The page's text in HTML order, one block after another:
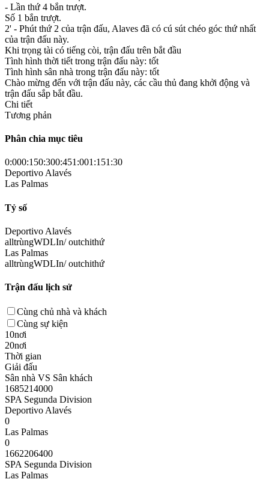
- Lần thứ 4 bắn trượt.
Số 1 bắn trượt.
2' - Phút thứ 2 của trận đấu, Alaves đã có cú sút chéo góc thứ nhất
của trận đấu này.
Khi trọng tài có tiếng còi, trận đấu trên bắt đầu
Tình hình thời tiết trong trận đấu này: tốt
Tình hình sân nhà trong trận đấu này: tốt
Chào mừng đến với trận đấu này, các cầu thủ đang khởi động và
trận đấu sắp bắt đầu.
Chi tiết
Tương phản
Phân chia mục tiêu
0:000:150:300:451:001:151:30
Deportivo Alavés
Las Palmas
Tỷ số
Deportivo Alavés
alltrùngWDLIn/ outchithứ
Las Palmas
alltrùngWDLIn/ outchithứ
Trận đấu lịch sử
Cùng chủ nhà và khách
Cùng sự kiện
10nơi
20nơi
Thời gian
Giải đấu
Sân nhà VS Sân khách
1685214000
SPA Segunda Division
Deportivo Alavés
0
Las Palmas
0
1662206400
SPA Segunda Division
Las Palmas